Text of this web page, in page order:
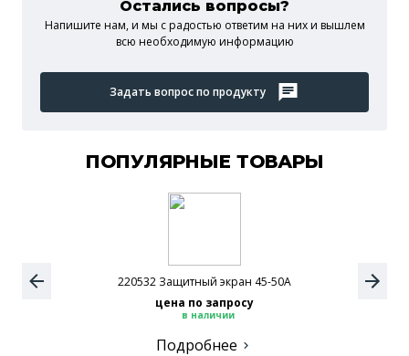
Остались вопросы?
Напишите нам, и мы c радостью ответим на них и вышлем
всю необходимую информацию
Задать вопрос по продукту
ПОПУЛЯРНЫЕ ТОВАРЫ
220532 Защитный экран 45-50А
цена по запросу
в наличии
Подробнее